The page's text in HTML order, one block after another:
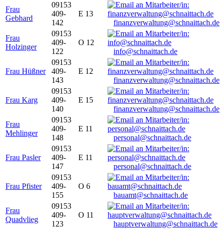
Frau
Gebhard
09153
409-
142
E 13
finanzverwaltung@schnaittach.de
Frau
Holzinger
09153
409-
122
O 12
info@schnaittach.de
Frau Hüßner
09153
409-
143
E 12
finanzverwaltung@schnaittach.de
Frau Karg
09153
409-
140
E 15
finanzverwaltung@schnaittach.de
Frau
Mehlinger
09153
409-
148
E 11
personal@schnaittach.de
Frau Pasler
09153
409-
147
E 11
personal@schnaittach.de
Frau Pfister
09153
409-
155
O 6
bauamt@schnaittach.de
Frau
Quadvlieg
09153
409-
123
O 11
hauptverwaltung@schnaittach.de